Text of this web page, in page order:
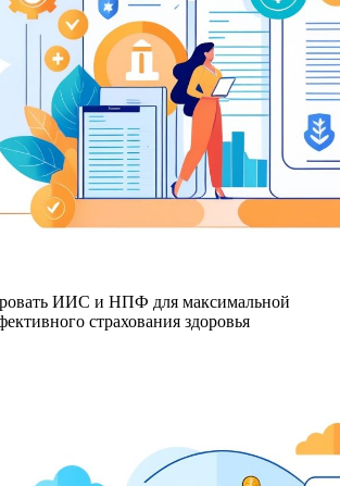
ИИС и НПФ для максимальной
страхования здоровья